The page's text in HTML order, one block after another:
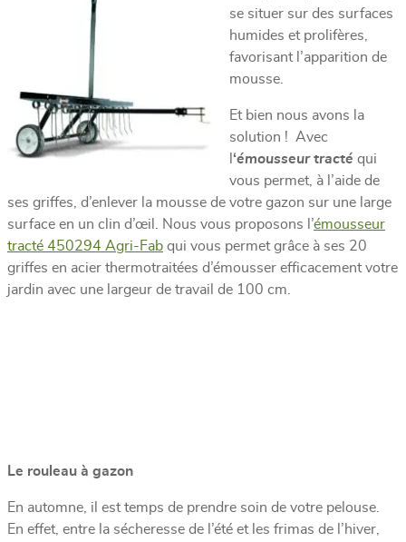
se situer sur des surfaces
humides et prolifères,
favorisant l’apparition de
mousse.
Et bien nous avons la
solution ! Avec
‘émousseur tracté qui
vous permet, à l’aide de
ses griffes, d’enlever la mousse de votre gazon sur une large
surface en un clin d’œil. Nous vous proposons l’émousseur
tracté 450294 Agri-Fab qui vous permet grâce à ses 20
griffes en acier thermotraitées d’émousser efficacement votre
jardin avec une largeur de travail de 100 cm.
Le rouleau à gazon
En automne, il est temps de prendre soin de votre pelouse.
En effet, entre la sécheresse de l’été et les frimas de l’hiver,